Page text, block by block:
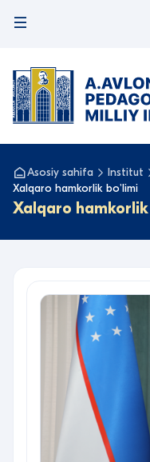
Asosiy sahifa Institut
Xalqaro hamkorlik bo'limi
Xalqaro